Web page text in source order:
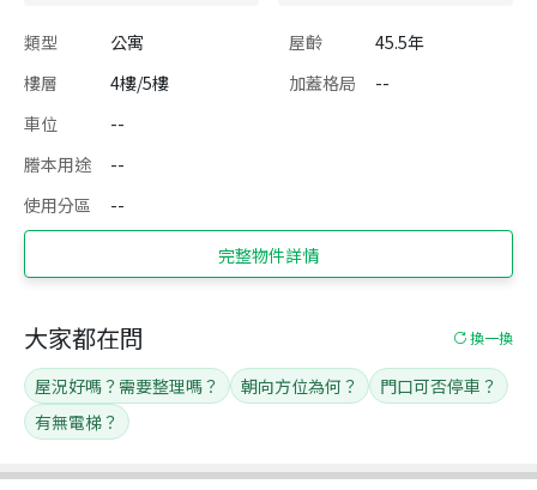
類型 公寓 屋齡
45.5年
樓層
4樓/5樓 加蓋格局
--
車位
--
謄本用途
--
使用分區
--
完整物件詳情
大家都在問 換一換
屋況好嗎？需要整理嗎？ 朝向方位為何？
門口可否停車？
有無電梯？